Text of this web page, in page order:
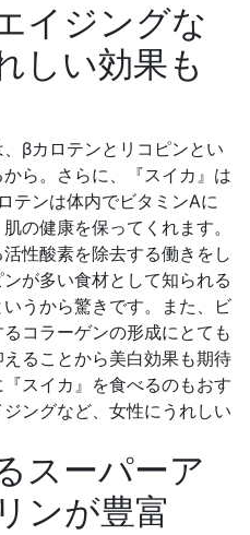
イジングな
しい効果も
、βカロテンとリコピンとい
ら。さらに、『スイカ』は
テンは体内でビタミンAに
の健康を保ってくれます。
性酸素を除去する働きをし
が多い食材として知られる
うから驚きです。また、ビ
コラーゲンの形成にとても
ることから美白効果も期待
スイカ』を食べるのもおす
ングなど、女性にうれしい
スーパーア
ンが豊富